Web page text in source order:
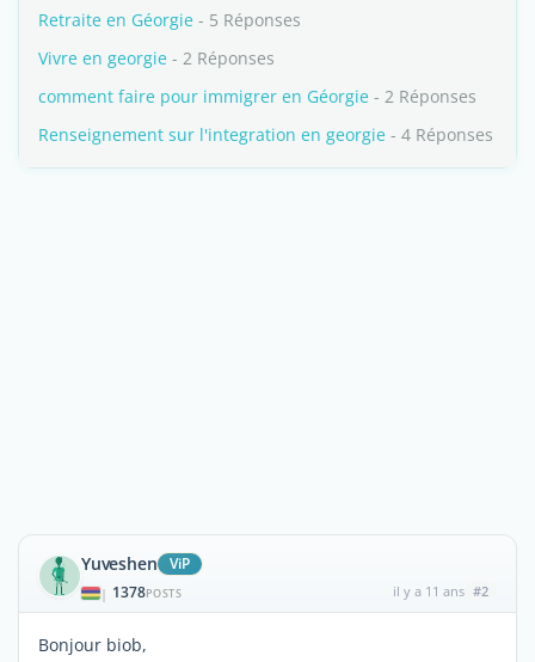
Retraite en Géorgie - 5 Réponses
Vivre en georgie - 2 Réponses
comment faire pour immigrer en Géorgie - 2 Réponses
Renseignement sur l'integration en georgie - 4 Réponses
Yuveshen ViP
| 1378POSTS il y a 11 ans #2
Bonjour biob,